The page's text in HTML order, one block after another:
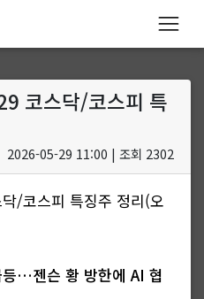
코스닥/코스피 특
2026-05-29 11:00 | 조회 2302
/코스피 특징주 정리(오
등…젠슨 황 방한에 AI 협